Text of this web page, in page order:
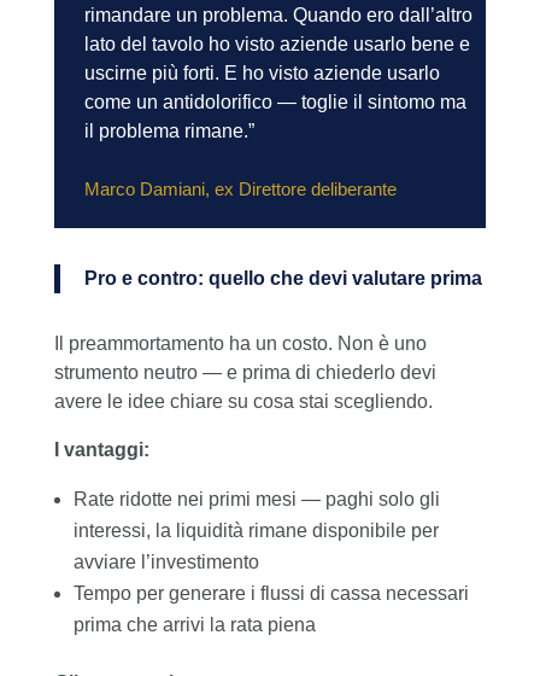
rimandare un problema. Quando ero dall’altro
lato del tavolo ho visto aziende usarlo bene e
uscirne più forti. E ho visto aziende usarlo
come un antidolorifico — toglie il sintomo ma
il problema rimane.”
Marco Damiani, ex Direttore deliberante
Pro e contro: quello che devi valutare prima
Il preammortamento ha un costo. Non è uno
strumento neutro — e prima di chiederlo devi
avere le idee chiare su cosa stai scegliendo.
I vantaggi:
Rate ridotte nei primi mesi — paghi solo gli
interessi, la liquidità rimane disponibile per
avviare l’investimento
Tempo per generare i flussi di cassa necessari
prima che arrivi la rata piena